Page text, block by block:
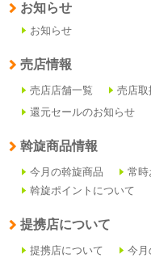
お知らせ
お知らせ
売店情報
売店店舗一覧 売店取
還元セールのお知らせ
斡旋商品情報
今月の斡旋商品
常時
斡旋ポイントについて
提携店について
提携店について
今月